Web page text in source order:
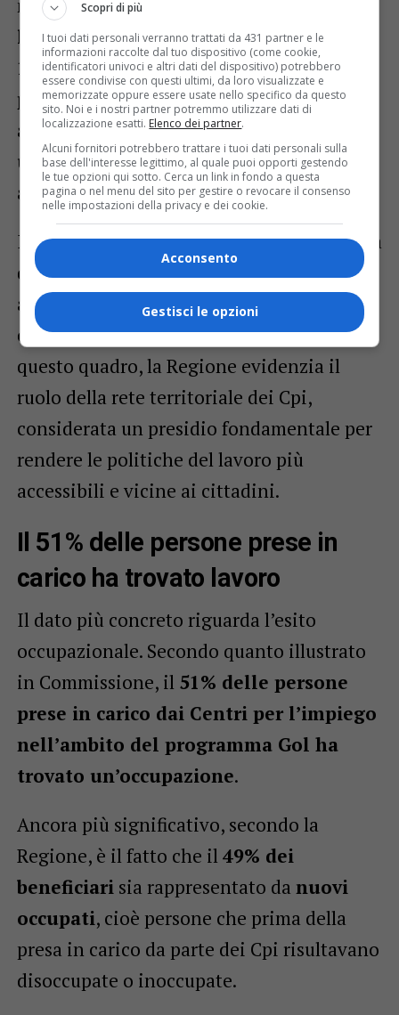
nell’erogazione dei servizi. I
l’impiego regionalihanno garantito il
100% dei Livelli essenziali delle
prestazioni, i cosiddettiLep, assicurando
ai cittadini ricompresi nel programma
un’offerta completa di orientamento,
accompagnamento e formazione.
Il dato è centrale perché misura non solo la
quantità delle persone coinvolte, ma
anche la capacità del sistema pubblico di
offrire servizi uniformi e completi. In
questo quadro, la Regione evidenzia il
ruolo della rete territoriale dei Cpi,
considerata un presidio fondamentale per
rendere le politiche del lavoro più
accessibili e vicine ai cittadini.
Il 51% delle persone prese in
carico ha trovato lavoro
Il dato più concreto riguarda l’esito
occupazionale. Secondo quanto illustrato
in Commissione, il 51% delle persone
prese in carico dai Centri per l’impiego
nell’ambito del programma Gol ha
trovato un’occupazione.
Ancora più significativo, secondo la
Regione, è il fatto che il 49% dei
beneficiarisia rappresentato da nuovi
occupati, cioè persone che prima della
presa in carico da parte dei Cpi risultavano
disoccupate o inoccupate.
Scopri di più
I tuoi dati personali verranno trattati da 431 partner e le
informazioni raccolte dal tuo dispositivo (come cookie,
identificatori univoci e altri dati del dispositivo) potrebbero
essere condivise con questi ultimi, da loro visualizzate e
memorizzate oppure essere usate nello specifico da questo
sito. Noi e i nostri partner potremmo utilizzare dati di
localizzazione esatti. Elenco dei partner.
Alcuni fornitori potrebbero trattare i tuoi dati personali sulla
base dell'interesse legittimo, al quale puoi opporti gestendo
le tue opzioni qui sotto. Cerca un link in fondo a questa
pagina o nel menu del sito per gestire o revocare il consenso
nelle impostazioni della privacy e dei cookie.
Acconsento
Gestisci le opzioni